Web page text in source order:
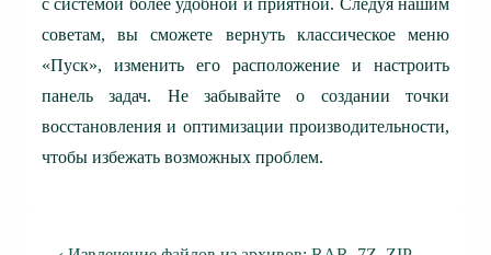
с системой более удобной и приятной. Следуя нашим
советам, вы сможете вернуть классическое меню
«Пуск», изменить его расположение и настроить
панель задач. Не забывайте о создании точки
восстановления и оптимизации производительности,
чтобы избежать возможных проблем.